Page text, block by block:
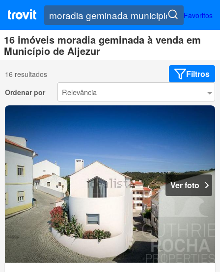
Favoritos
16 imóveis moradia geminada à venda em
Município de Aljezur
16 resultados Filtros
Ordenar por
Ver foto